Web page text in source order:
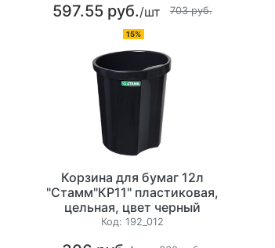
597.55 руб./шт 703 руб.
15%
Корзина для бумаг 12л
"Стамм"КР11" пластиковая,
цельная, цвет черный
Код: 192_012